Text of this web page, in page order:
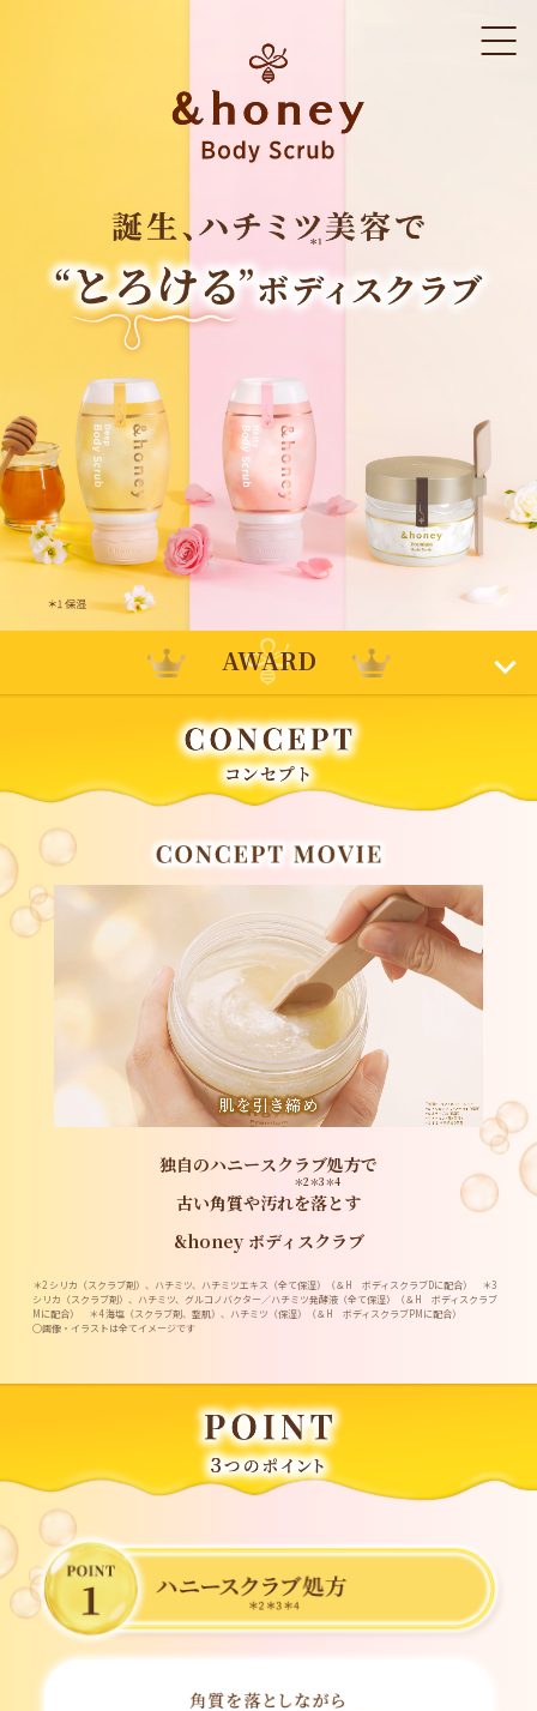
AWARD
独自のハニースクラブ
＊2＊3＊4
処方で
古い角質や汚れを落とす
&honey ボディスクラブ
＊2 シリカ（スクラブ剤）、ハチミツ、ハチミツエキス（全て保湿）（＆H ボディスクラブDに配合）
＊3
シリカ（スクラブ剤）、ハチミツ、グルコノバクター／ハチミツ発酵液（全て保湿）（＆H ボディスクラブ
Mに配合）
＊4 海塩（スクラブ剤、整肌）、ハチミツ（保湿）（＆H ボディスクラブPMに配合）
◯画像・イラストは全てイメージです